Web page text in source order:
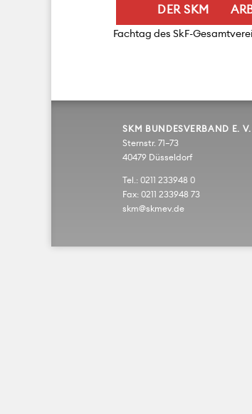
DER SKM
Fachtag des SkF-
SKM BUNDESVERBAND E. V.
Sternstr. 71–73
40479 Düsseldorf
Tel.: 0211 233948 0
Fax: 0211 233948 73
skm@skmev.de